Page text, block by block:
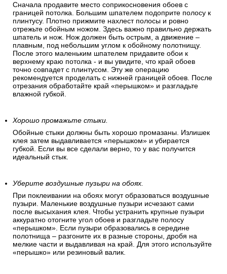
Сначала продавите место соприкосновения обоев с
границей потолка. Большим шпателем подоприте полосу к
плинтусу. Плотно прижмите нахлест полосы и ровно
отрежьте обойным ножом. Здесь важно правильно держать
шпатель и нож. Нож должен быть острым, а движение –
плавным, под небольшим углом к обойному полотнищу.
После этого маленьким шпателем придавите обои к
верхнему краю потолка - и вы увидите, что край обоев
точно совпадет с плинтусом. Эту же операцию
рекомендуется проделать с нижней границей обоев. После
отрезания обработайте край «перышком» и разгладьте
влажной губкой.
Хорошо промажьте стыки.
Обойные стыки должны быть хорошо промазаны. Излишек
клея затем выдавливается «перышком» и убирается
губкой. Если вы все сделали верно, то у вас получится
идеальный стык.
Уберите воздушные пузыри на обоях.
При поклеивании на обоях могут образоваться воздушные
пузыри. Маленькие воздушные пузыри исчезают сами
после высыхания клея. Чтобы устранить крупные пузыри
аккуратно отогните угол обоев и разгладьте полосу
«перышком». Если пузыри образовались в середине
полотнища – разгоните их в разные стороны, дробя на
мелкие части и выдавливая на край. Для этого используйте
«перышко» или резиновый валик.